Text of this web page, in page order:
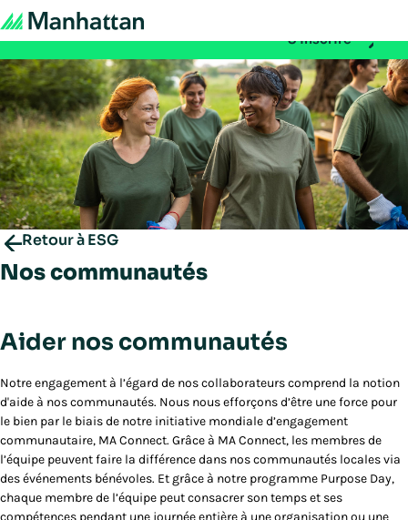
À ne pas manquer - les inscriptions à EMEA Exchange 2026
S'inscrire
Retour à ESG
Nos communautés
Aider nos communautés
Notre engagement à l’égard de nos collaborateurs comprend la notion
d'aide à nos communautés. Nous nous efforçons d’être une force pour
le bien par le biais de notre initiative mondiale d’engagement
communautaire, MA Connect. Grâce à MA Connect, les membres de
l’équipe peuvent faire la différence dans nos communautés locales via
des événements bénévoles. Et grâce à notre programme Purpose Day,
chaque membre de l’équipe peut consacrer son temps et ses